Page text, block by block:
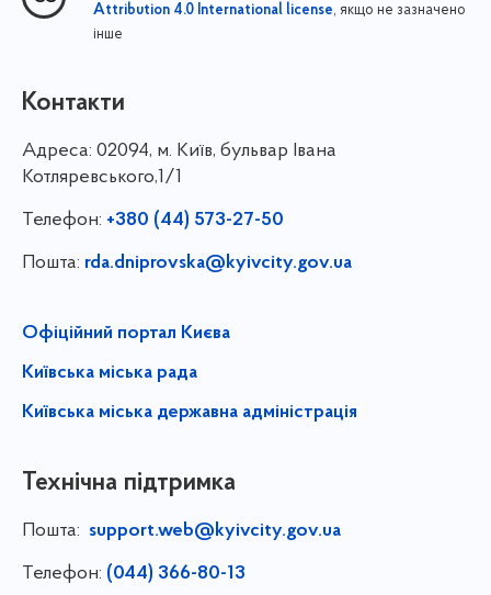
Attribution 4.0 International license, якщо не зазначено
інше
Контакти
Адреса: 02094, м. Київ, бульвар Івана
Котляревського,1/1
Телефон: +380 (44) 573-27-50
Пошта: rda.dniprovska@kyivcity.gov.ua
Офіційний портал Києва
Київська міська рада
Київська міська державна адміністрація
Технічна підтримка
Пошта: support.web@kyivcity.gov.ua
Телефон: (044) 366-80-13